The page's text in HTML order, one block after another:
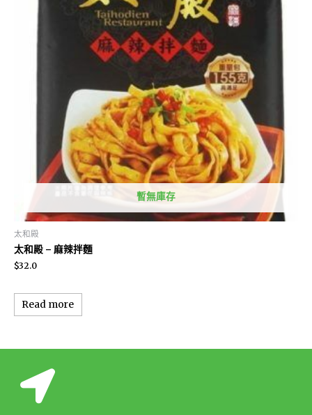
暫無庫存
太和殿
太和殿 – 麻辣拌麵
$32.0
Read more